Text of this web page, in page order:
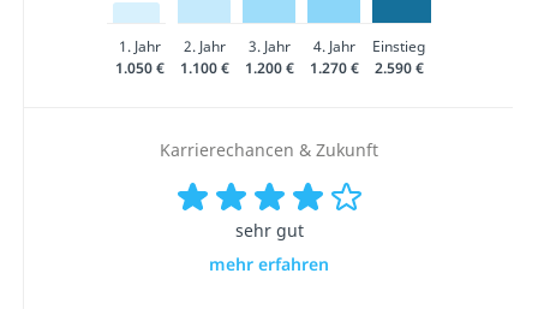
1. Jahr 2. Jahr 3. Jahr 4. Jahr
Einstieg
1.050 €
1.100 € 1.200 € 1.270 € 2.590 €
Karrierechancen & Zukunft
sehr gut
mehr erfahren